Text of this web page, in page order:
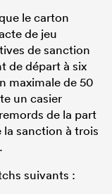
le carton
de jeu
de sanction
de départ à six
maximale de 50
un casier
de la part
la sanction à trois
suivants :